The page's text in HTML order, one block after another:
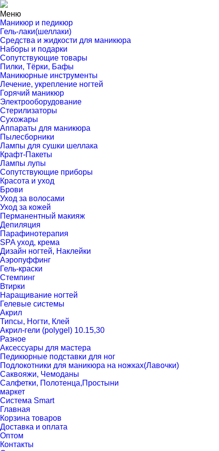
Меню
Маникюр и педикюр
Гель-лаки(шеллаки)
Средства и жидкости для маникюра
Наборы и подарки
Сопутствующие товары
Пилки, Тёрки, Бафы
Маникюрные инструменты
Лечение, укрепление ногтей
Горячий маникюр
Электрооборудование
Стерилизаторы
Сухожары
Аппараты для маникюра
Пылесборники
Лампы для сушки шеллака
Крафт-Пакеты
Лампы лупы
Сопутствующие приборы
Красота и уход
Брови
Уход за волосами
Уход за кожей
Перманентный макияж
Депиляция
Парафинотерапия
SPA уход, крема
Дизайн ногтей, Наклейки
Аэропуффинг
Гель-краски
Стемпинг
Втирки
Наращивание ногтей
Гелевые системы
Акрил
Типсы, Ногти, Клей
Акрил-гели (polygel) 10.15,30
Разное
Аксессуары для мастера
Педикюрные подставки для ног
Подлокотники для маникюра на ножках(Лавочки)
Саквояжи, Чемоданы
Салфетки, Полотенца,Простыни
маркет
Система Smart
Главная
Корзина товаров
Доставка и оплата
Оптом
Контакты